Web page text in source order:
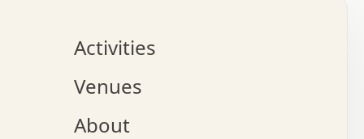
.   .   .   .   .   .   .   .   x   .   .   .   .
o   .   .   .   .   .   .   .   .   x   .   .   .
.   .   .   :   .   .   .   x   .   .   .   :   .
.   .   .   +   .   .   .   .   .   .   .   .   x
.   .   x   .   .   .   .   .   .   :   .   .   .
Activities
Venues
About